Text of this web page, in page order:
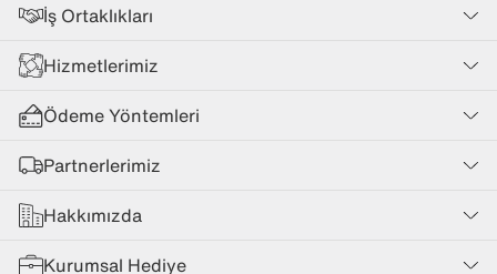
İş Ortaklıkları
Hizmetlerimiz
Ödeme Yöntemleri
Partnerlerimiz
Hakkımızda
Kurumsal Hediye